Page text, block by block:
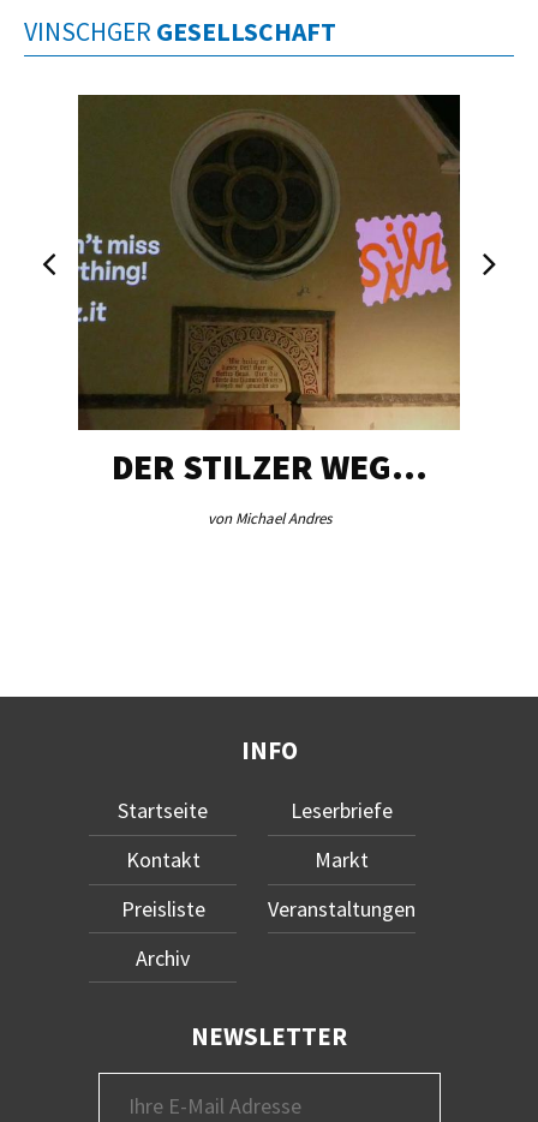
VINSCHGER GESELLSCHAFT
DER STILZER WEG…
von Michael Andres
INFO
Startseite
Kontakt
Preisliste
Archiv
Leserbriefe
Markt
Veranstaltungen
NEWSLETTER